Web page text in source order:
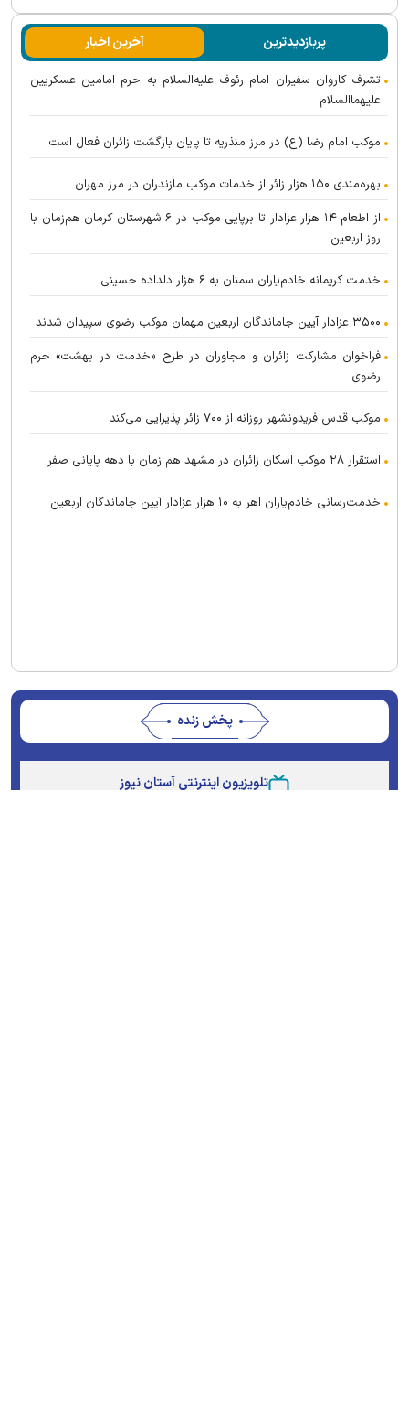
پربازدیدترین آخرین اخبار
تشرف کاروان سفیران امام رئوف علیه‌السلام به حرم امامین عسکریین
علیهماالسلام
موکب امام رضا (ع) در مرز منذریه تا پایان بازگشت زائران فعال است
بهره‌مندی ۱۵۰ هزار زائر از خدمات موکب مازندران در مرز مهران
از اطعام ۱۴ هزار عزادار تا برپایی موکب در ۶ شهرستان کرمان هم‌زمان با
روز اربعین
خدمت کریمانه خادم‌یاران سمنان به ۶ هزار دلداده حسینی
۳۵۰۰ عزادار آیین جاماندگان اربعین مهمان موکب رضوی سپیدان شدند
فراخوان مشارکت زائران و مجاوران در طرح «خدمت در بهشت» حرم
رضوی
موکب قدس فریدونشهر روزانه از ۷۰۰ زائر پذیرایی می‌کند
استقرار ۲۸ موکب اسکان زائران در مشهد هم زمان با دهه پایانی صفر
خدمت‌رسانی خادم‌یاران اهر به ۱۰ هزار عزادار آیین جاماندگان اربعین
پخش زنده
تلویزیون اینترنتی آستان نیوز